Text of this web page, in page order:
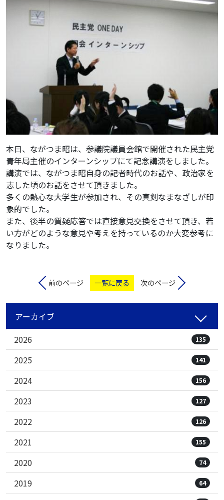
本日、ながつま昭は、参議院議員会館で開催された民主党
青年局主催のインターンシップにて記念講演をしました。
講演では、ながつま昭自身の記者時代のお話や、政治家を
志した頃のお話をさせて頂きました。
多くの熱心な大学生が参加され、その真剣なまなざしが印
象的でした。
また、後半の質疑応答では直接意見交換をさせて頂き、若
い方がどのような意見や考えを持っているのか大変参考に
なりました。
前のページ 一覧に戻る 次のページ
アーカイブ
2026
135
2025 141
2024 156
2023 127
2022 126
2021 155
2020 74
2019 64